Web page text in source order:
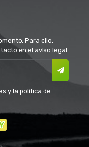
Para ello,
en el aviso legal.
y la política de